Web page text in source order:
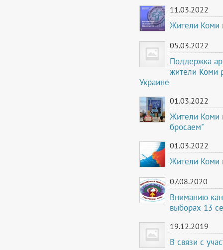
11.03.2022
Жители Коми
05.03.2022
Поддержка
жители Коми
Украине
01.03.2022
Жители Коми
бросаем"
01.03.2022
Жители Коми
07.08.2020
Вниманию
выборах 13
19.12.2019
В связи с